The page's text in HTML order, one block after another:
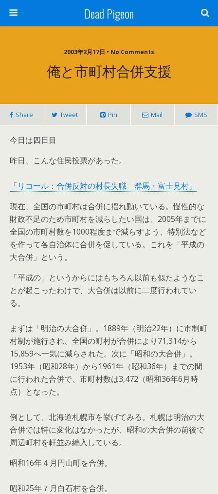
Dead Pigeon
2003年2月17日 • No Comments
俺と市町村合併支援
Share Tweet Pin Mail SMS
今日は四日目
昨日、こんな住民投票があった。
「リコール：合併反対の村長失職 群馬・富士見村」
現在、全国の市町村は合併に揺れ動いている。慢性的な
財政不足のため市町村を減らしたい国は、2005年までに
全国の市町村数を1000程度まで減らすよう、特別法など
を作って各自治体に合併を促している。これを「平成の
大合併」という。
「平成の」というからにはもちろん以前も似たようなこ
とが起こったわけで、大合併は以前に二度行われてい
る。
まずは「明治の大合併」。1889年（明治22年）に市制町
村制が施行され、全国の町村が合併により71,314から
15,859へ一気に減らされた。次に「昭和の大合併」。
1953年（昭和28年）から1961年（昭和36年）までの間
に行われた合併で、市町村数は3,472（昭和36年6月時
点）となった。
例として、北海道札幌市を挙げてみる。札幌は明治の大
合併では特に変化はなかったが、昭和の大合併の前後で
周辺町村を軒並み編入している。
昭和16年４月円山町を合併。
昭和25年７月白石村を合併。